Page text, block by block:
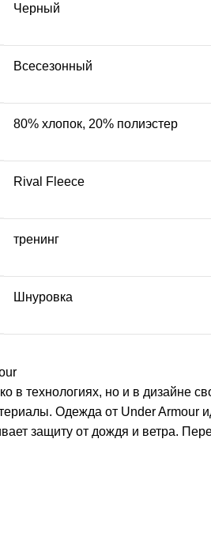
Черный
Всесезонный
80% хлопок, 20% полиэстер
Rival Fleece
тренинг
Шнуровка
в технологиях, но и в дизайне
Одежда от Under Armour
защиту от дождя и ветра.